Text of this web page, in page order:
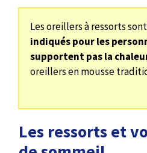
Les oreillers à ressorts
indiqués pour les
supportent pas la
oreillers en mousse
Les ressorts et